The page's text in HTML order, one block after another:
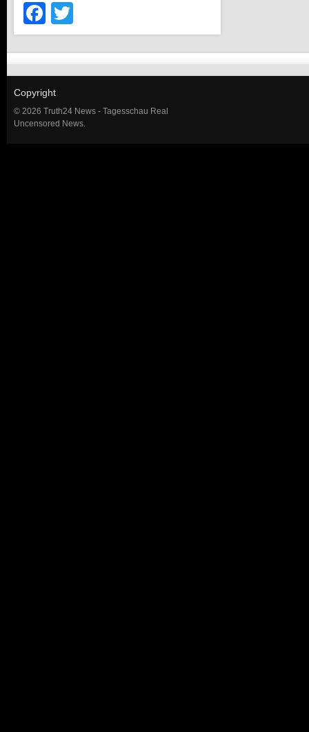
Facebook
Copyright
© 2026 Truth24 News - Tagesschau Real
Uncensored News.